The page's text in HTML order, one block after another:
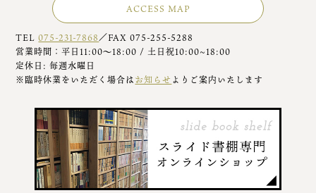
ACCESS MAP
TEL075-231-7868／FAX 075-255-5288
営業時間：平日11:00～18:00 / 土日祝10:00~18:00
定休日: 毎週水曜日
※臨時休業をいただく場合はお知らせ よりご案内いたします